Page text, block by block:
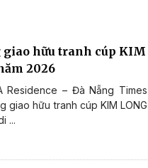
giao hữu tranh cúp KIM
2026
Residence – Đà Nẵng Times
giao hữu tranh cúp KIM LONG
...